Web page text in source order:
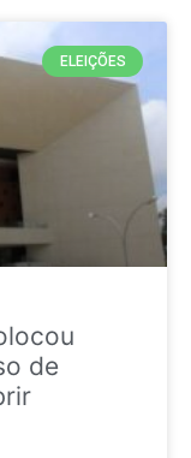
ELEIÇÕES
de